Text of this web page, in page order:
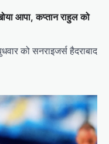
आपा, कप्तान राहुल को
को सनराइजर्स हैदराबाद